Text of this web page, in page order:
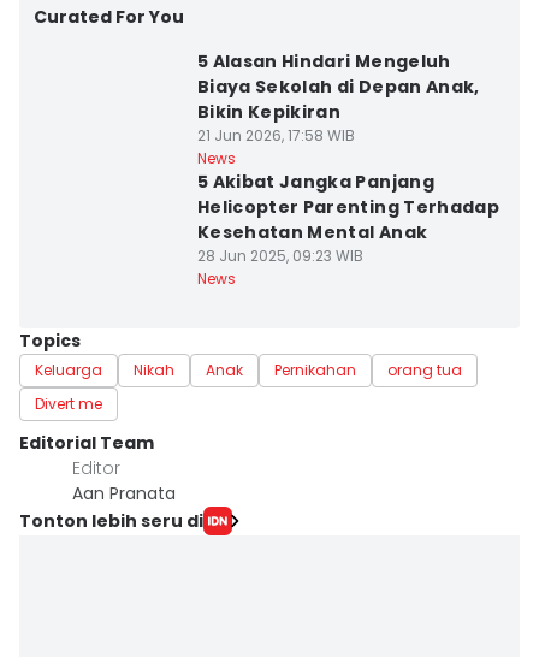
Curated For You
5 Alasan Hindari Mengeluh
Biaya Sekolah di Depan Anak,
Bikin Kepikiran
21 Jun 2026, 17:58 WIB
News
5 Akibat Jangka Panjang
Helicopter Parenting Terhadap
Kesehatan Mental Anak
28 Jun 2025, 09:23 WIB
News
Topics
Keluarga Nikah Anak Pernikahan
orang tua
Divert me
Editorial Team
Editor
Aan Pranata
Tonton lebih seru di